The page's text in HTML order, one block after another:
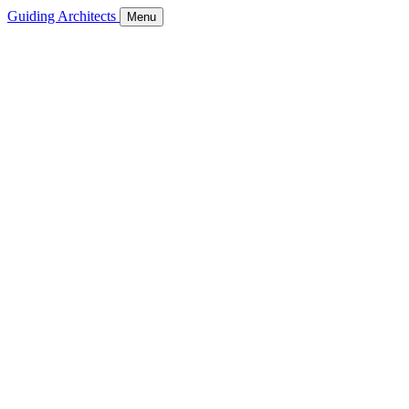
Guiding Architects Menu